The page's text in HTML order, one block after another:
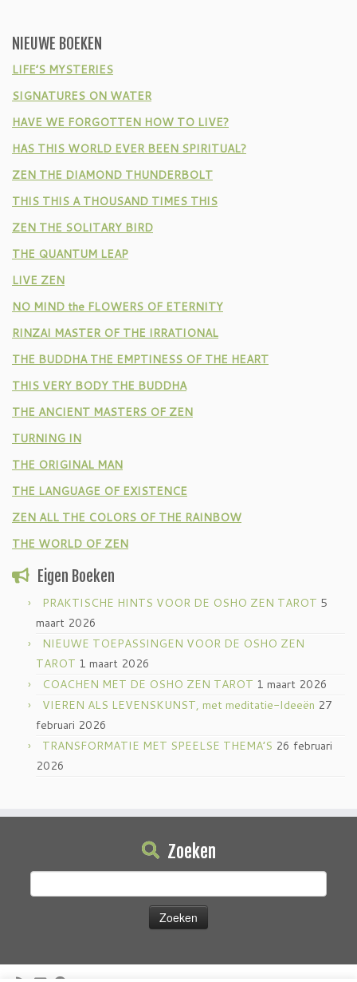
NIEUWE BOEKEN
LIFE’S MYSTERIES
SIGNATURES ON WATER
HAVE WE FORGOTTEN HOW TO LIVE?
HAS THIS WORLD EVER BEEN SPIRITUAL?
ZEN THE DIAMOND THUNDERBOLT
THIS THIS A THOUSAND TIMES THIS
ZEN THE SOLITARY BIRD
THE QUANTUM LEAP
LIVE ZEN
NO MIND the FLOWERS OF ETERNITY
RINZAI MASTER OF THE IRRATIONAL
THE BUDDHA THE EMPTINESS OF THE HEART
THIS VERY BODY THE BUDDHA
THE ANCIENT MASTERS OF ZEN
TURNING IN
THE ORIGINAL MAN
THE LANGUAGE OF EXISTENCE
ZEN ALL THE COLORS OF THE RAINBOW
THE WORLD OF ZEN
Eigen Boeken
PRAKTISCHE HINTS VOOR DE OSHO ZEN TAROT 5
maart 2026
NIEUWE TOEPASSINGEN VOOR DE OSHO ZEN
TAROT 1 maart 2026
COACHEN MET DE OSHO ZEN TAROT 1 maart 2026
VIEREN ALS LEVENSKUNST, met meditatie-Ideeën 27
februari 2026
TRANSFORMATIE MET SPEELSE THEMA’S 26 februari
2026
Zoeken